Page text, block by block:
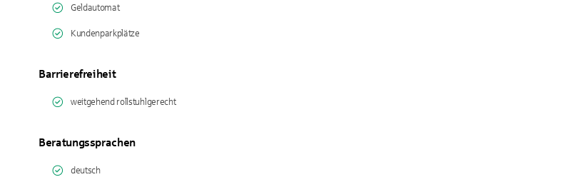
Geldautomat
Kundenparkplätze
Barrierefreiheit
weitgehend rollstuhlgerecht
Beratungssprachen
deutsch